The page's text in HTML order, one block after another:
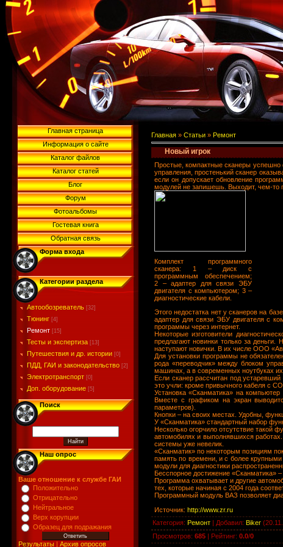
Главная страница
Информация о сайте
Каталог файлов
Каталог статей
Блог
Форум
Фотоальбомы
Гостевая книга
Обратная связь
Форма входа
Категории раздела
Автообозреватель [32]
Тюнинг [4]
Ремонт [15]
Тесты и экспертиза [13]
Путешествия и др. истории [0]
ПДД, ГАИ и законодательство [2]
Электротранспорт [0]
Доп. оборудование [5]
Поиск
Наш опрос
Ваше отношение к службе ГАИ
Положительно
Отрицательно
Нейтральное
Верх корупции
Образец для подражания
Результаты| Архив опросов
Главная » Статьи » Ремонт
Новый игрок
Простые, компактные сканеры успешно
управления, простенький сканер
если он допускает обновление
модулей не запишешь. Выходит, чем-то
Комплект программного
сканера: 1 – диск с
программным обеспечением;
2 – адаптер для связи ЭБУ
двигателя с компьютером; 3 –
диагностические кабели.
Этого недостатка нет у сканеров на
адаптер для связи ЭБУ двигателя с
программы через интернет.
Некоторые изготовители
предлагают новинки только за
наступают новички. В их числе ООО
Для установки программы не
рода «переводчик» между блоком
машинах, а в современных ноутбуках
Если сканер рассчитан под
это учли: кроме привычного кабеля с
Установка «Сканматика» на
Вместе с графиком на экран
параметров).
Кнопки – на своих местах. Удобны,
У «Сканматика» стандартный набор
Несколько огорчило отсутствие такой
автомобилях и выполнявшихся
системы уже невелик.
«Сканматик» по некоторым позициям
память по времени, и с более
модули для диагностики
Бесспорное достижение «Сканматика»
Программа охватывает и другие
тех, которые начиная с 2004 года
Программный модуль ВАЗ позволяет
Источник: http://www.zr.ru
Категория: Ремонт | Добавил: Biker
Просмотров: 685 | Рейтинг: 0.0/0